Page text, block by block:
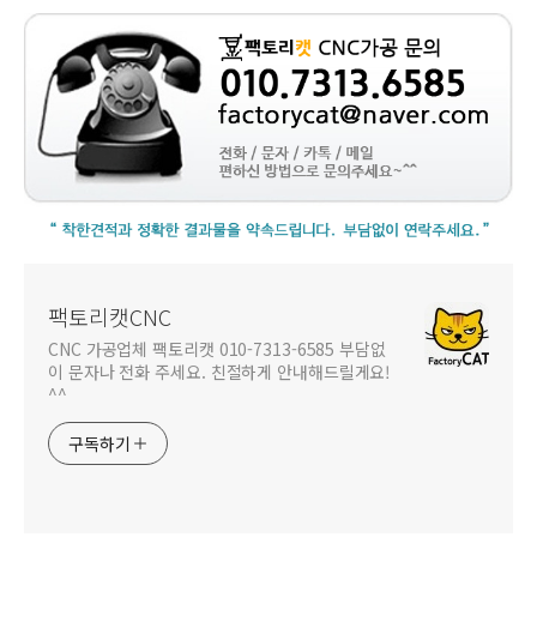
팩토리캣CNC
CNC 가공업체 팩토리캣 010-7313-6585 부담없
이 문자나 전화 주세요. 친절하게 안내해드릴게요!
^^
구독하기